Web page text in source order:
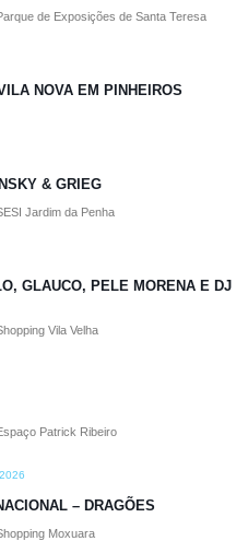
de Exposições de Santa Teresa
NOVA EM PINHEIROS
& GRIEG
Jardim da Penha
GLAUCO, PELE MORENA E DJ
Vila Velha
Patrick Ribeiro
– DRAGÕES
Moxuara